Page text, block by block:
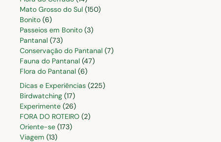
Mato Grosso do Sul (150)
Bonito (6)
Passeios em Bonito (3)
Pantanal (73)
Conservação do Pantanal (7)
Fauna do Pantanal (47)
Flora do Pantanal (6)
Dicas e Experiências (225)
Birdwatching (17)
Experimente (26)
FORA DO ROTEIRO (2)
Oriente-se (173)
Viagem (13)